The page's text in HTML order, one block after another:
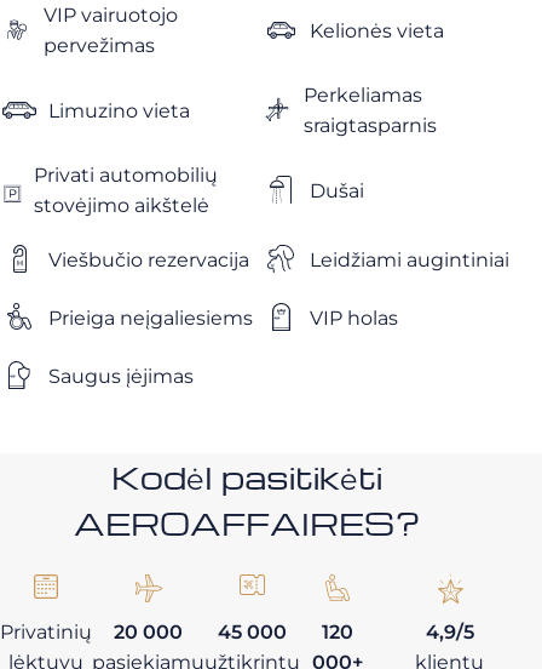
VIP vairuotojo
pervežimas
Kelionės vieta
Limuzino vieta
Perkeliamas
sraigtasparnis
Privati ​​automobilių
stovėjimo aikštelė
Dušai
Viešbučio rezervacija Leidžiami augintiniai
Prieiga neįgaliesiems VIP holas
Saugus įėjimas
Kodėl pasitikėti
AEROAFFAIRES?
Privatinių
lėktuvų
20 000
pasiekiamų
45 000
užtikrintų
120
000+
4,9/5
klientų